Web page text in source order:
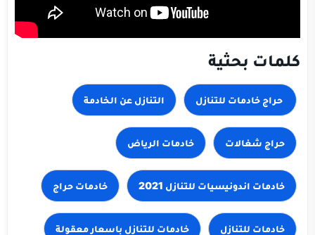
كلمات بحثية
حراج شغالات خادمات الرياض
خادمات حراج
خادمات للتنازل خادمات للتنازل باسعار معقولة